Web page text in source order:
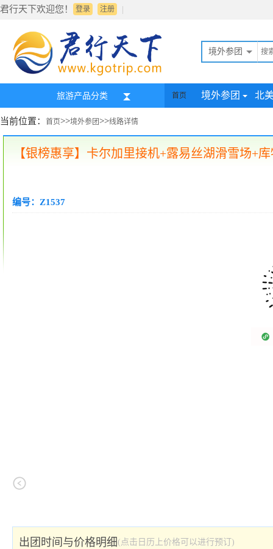
君行天下欢迎您！ 登录 |
注册
境外参团
旅游产品分类 首页 境外参团 北
当前位置： 首页>>境外参团>>线路详情
【银榜惠享】卡尔加里接机+露易丝湖滑雪场+
编号：Z1537
出团时间与价格明细(点击日历上价格可以进行预订)